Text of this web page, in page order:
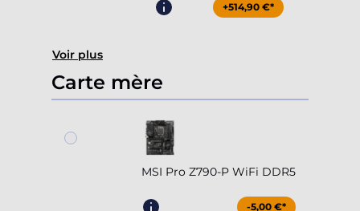
+514,90 €*
Voir plus
Carte mère
MSI Pro Z790-P WiFi DDR5
-5,00 €*